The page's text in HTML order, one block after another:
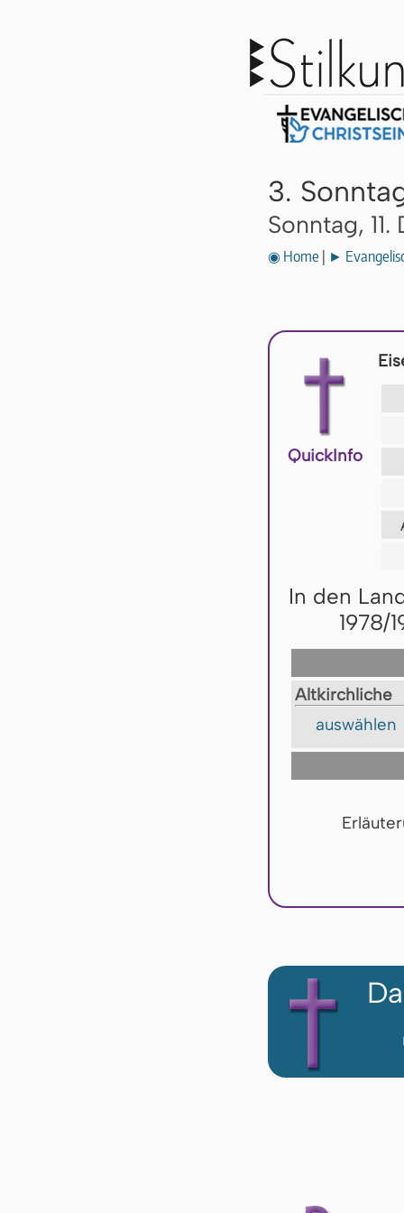
3.
Sonntag,
◉ Home ►
QuickInfo
In den
1978/
Altkirchliche
auswählen